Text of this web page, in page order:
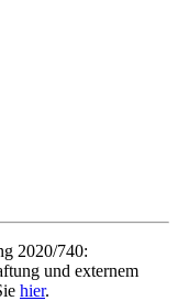
2020/740:
und externem
hier.